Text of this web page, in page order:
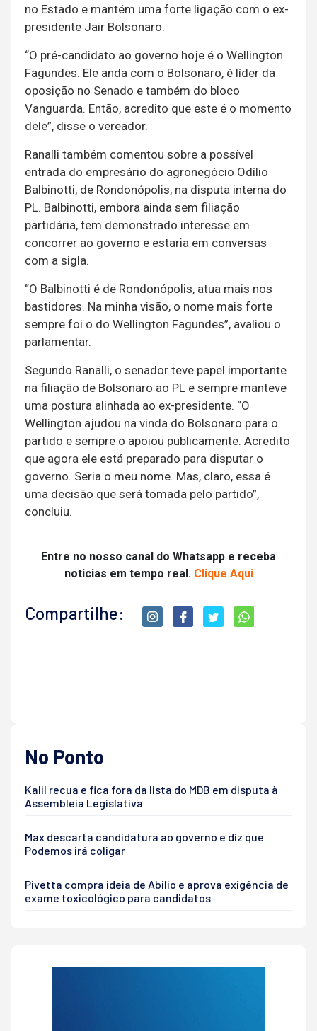
no Estado e mantém uma forte ligação com o ex-
presidente Jair Bolsonaro.
“O pré-candidato ao governo hoje é o Wellington
Fagundes. Ele anda com o Bolsonaro, é líder da
oposição no Senado e também do bloco
Vanguarda. Então, acredito que este é o momento
dele”, disse o vereador.
Ranalli também comentou sobre a possível
entrada do empresário do agronegócio Odílio
Balbinotti, de Rondonópolis, na disputa interna do
PL. Balbinotti, embora ainda sem filiação
partidária, tem demonstrado interesse em
concorrer ao governo e estaria em conversas
com a sigla.
“O Balbinotti é de Rondonópolis, atua mais nos
bastidores. Na minha visão, o nome mais forte
sempre foi o do Wellington Fagundes”, avaliou o
parlamentar.
Segundo Ranalli, o senador teve papel importante
na filiação de Bolsonaro ao PL e sempre manteve
uma postura alinhada ao ex-presidente. “O
Wellington ajudou na vinda do Bolsonaro para o
partido e sempre o apoiou publicamente. Acredito
que agora ele está preparado para disputar o
governo. Seria o meu nome. Mas, claro, essa é
uma decisão que será tomada pelo partido”,
concluiu.
Entre no nosso canal do Whatsapp e receba
noticias em tempo real. Clique Aqui
Compartilhe:
No Ponto
Kalil recua e fica fora da lista do MDB em disputa à
Assembleia Legislativa
Max descarta candidatura ao governo e diz que
Podemos irá coligar
Pivetta compra ideia de Abilio e aprova exigência de
exame toxicológico para candidatos